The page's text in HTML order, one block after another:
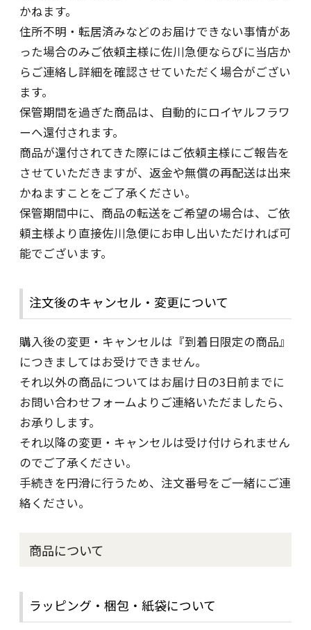
かねます。
住所不明・転居済みなどのお届けできない事情があ
った場合のみご依頼主様に佐川急便ならびに当店か
らご連絡し詳細を確認させていただく場合がござい
ます。
保管期間を過ぎた商品は、自動的にロイヤルフラワ
ーへ還付されます。
商品が還付されてきた際にはご依頼主様にご報告を
させていただきますが、返金や無償の再配送は出来
かねますことをご了承ください。
保管期間中に、商品の転送をご希望の場合は、ご依
頼主様より直接佐川急便にお申し出いただければ可
能でございます。
注文後のキャンセル・変更について
購入後の変更・キャンセルは『到着日限定の商品』
につきましてはお受けできません。
それ以外の商品についてはお届け日の3日前までに
お問い合わせフォームよりご連絡いただましたら、
お承りします。
それ以降の変更・キャンセルは受け付けられません
のでご了承ください。
手続きを円滑に行うため、注文番号をご一緒にご連
絡ください。
商品について
ラッピング・梱包・紙袋について